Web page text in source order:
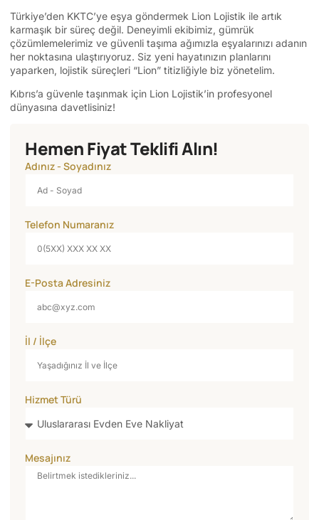
Türkiye’den KKTC’ye eşya göndermek Lion Lojistik ile artık
karmaşık bir süreç değil. Deneyimli ekibimiz, gümrük
çözümlemelerimiz ve güvenli taşıma ağımızla eşyalarınızı adanın
her noktasına ulaştırıyoruz. Siz yeni hayatınızın planlarını
yaparken, lojistik süreçleri “Lion” titizliğiyle biz yönetelim.
Kıbrıs’a güvenle taşınmak için Lion Lojistik’in profesyonel
dünyasına davetlisiniz!
Hemen Fiyat Teklifi Alın!
Adınız - Soyadınız
Telefon Numaranız
E-Posta Adresiniz
İl / İlçe
Hizmet Türü
Mesajınız